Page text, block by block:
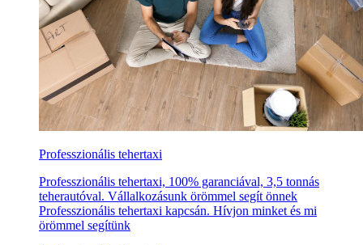
Professzionális tehertaxi
Professzionális tehertaxi, 100% garanciával, 3,5 tonnás
teherautóval. Vállalkozásunk örömmel segít önnek
Professzionális tehertaxi kapcsán. Hívjon minket és mi
örömmel segítünk